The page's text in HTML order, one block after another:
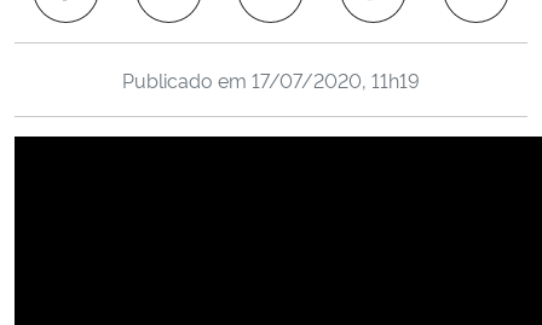
Ministério da Saúde
Ministério de Minas e Energia
Publicado em 17/07/2020, 11h19